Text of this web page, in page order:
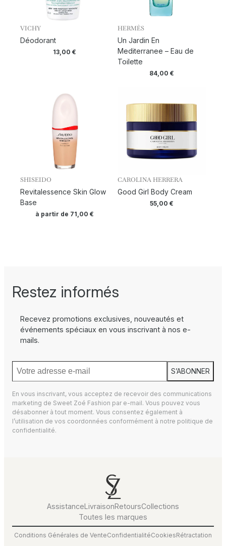
VICHY
Déodorant
13,00 €
HERMÈS
Un Jardin En
Mediterranee – Eau de
Toilette
84,00 €
SHISEIDO
Revitalessence Skin Glow
Base
à partir de 71,00 €
CAROLINA HERRERA
Good Girl Body Cream
55,00 €
Restez informés
Recevez promotions exclusives, nouveautés et
événements spéciaux en vous inscrivant à nos e-
mails.
S’ABONNER
En vous inscrivant, vous acceptez de recevoir des communications
marketing de Sweet Zoé Fashion par e-mail. Vous pouvez vous
désabonner à tout moment. Vous consentez également à
l’utilisation de vos coordonnées conformément à notre politique de
confidentialité.
AssistanceLivraisonRetoursCollections
Toutes les marques
Conditions Générales de VenteConfidentialitéCookiesRétractation